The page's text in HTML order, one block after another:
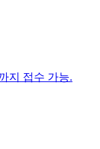
지 접수 가능.